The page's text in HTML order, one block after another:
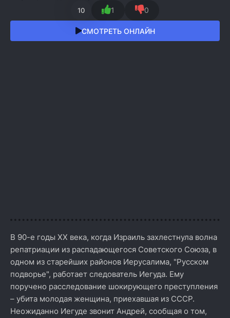
10 1 0
СМОТРЕТЬ ОНЛАЙН
В 90-е годы XX века, когда Израиль захлестнула волна
репатриации из распадающегося Советского Союза, в
одном из старейших районов Иерусалима, "Русском
подворье", работает следователь Иегуда. Ему
поручено расследование шокирующего преступления
– убита молодая женщина, приехавшая из СССР.
Неожиданно Иегуде звонит Андрей, сообщая о том,